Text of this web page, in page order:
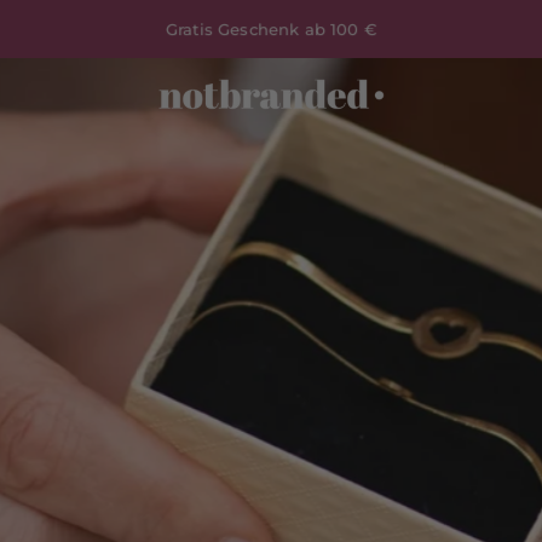
Kostenloser Versand ab 60 € und direkt in deinen Briefkasten
geliefert
Notbranded